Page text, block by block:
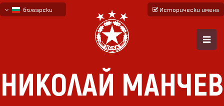
български
Исторически имена
НИКОЛАЙ МАНЧЕВ